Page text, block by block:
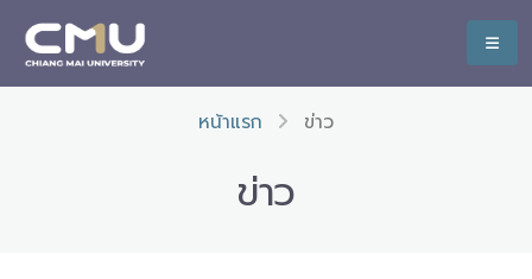
หน้าแรก ข่าว
ข่าว